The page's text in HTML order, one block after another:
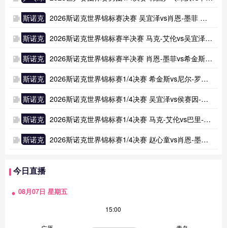
斯诺克 2026斯诺克世界锦标赛决赛 吴宜泽vs肖恩-墨菲 全场录像回放
斯诺克 2026斯诺克世界锦标赛半决赛 马克-艾伦vs吴宜泽 全场录像回放
斯诺克 2026斯诺克世界锦标赛半决赛 肖恩-墨菲vs希金斯 全场录像回放
斯诺克 2026斯诺克世界锦标赛1/4决赛 希金斯vs尼尔-罗伯逊 全场录像回放
斯诺克 2026斯诺克世界锦标赛1/4决赛 吴宜泽vs侯赛因-瓦菲 全场录像回放
斯诺克 2026斯诺克世界锦标赛1/4决赛 马克-艾伦vs巴里-霍金斯 全场录像回放
斯诺克 2026斯诺克世界锦标赛1/4决赛 赵心童vs肖恩-墨菲 全场录像回放
今日直播
08月07日 星期五
15:00